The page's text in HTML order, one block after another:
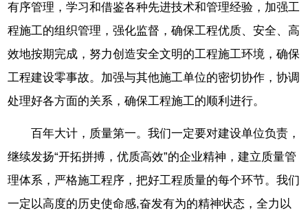
有序管理，学习和借鉴各种先进技术和管理经验，加强工
程施工的组织管理，强化监督，确保工程优质、安全、高
效地按期完成，努力创造安全文明的工程施工环境，确保
工程建设零事故。加强与其他施工单位的密切协作，协调
处理好各方面的关系，确保工程施工的顺利进行。
百年大计，质量第一。我们一定要对建设单位负责，
继续发扬“开拓拼搏，优质高效”的企业精神，建立质量管
理体系，严格施工程序，把好工程质量的每个环节。我们
一定以高度的历史使命感,奋发有为的精神状态，全力以